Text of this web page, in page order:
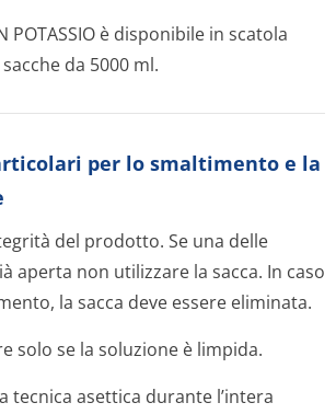
POTASSIO è disponibile in scatola
da 5000 ml.
per lo smaltimento e la
del prodotto. Se una delle
aperta non utilizzare la sacca. In caso
la sacca deve essere eliminata.
solo se la soluzione è limpida.
tecnica asettica durante l’intera